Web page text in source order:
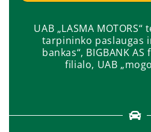
UAB „LASMA
tarpininko paslaugas
bankas“, BIGBANK
filialo, UAB